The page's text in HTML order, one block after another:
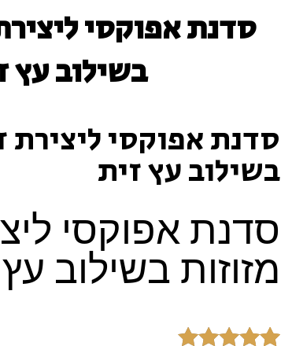
סדנת אפוקסי
בשילוב עץ
סדנת אפוקסי ליצירת
בשילוב עץ זית
סדנת אפוקסי
מזוזות בשילוב